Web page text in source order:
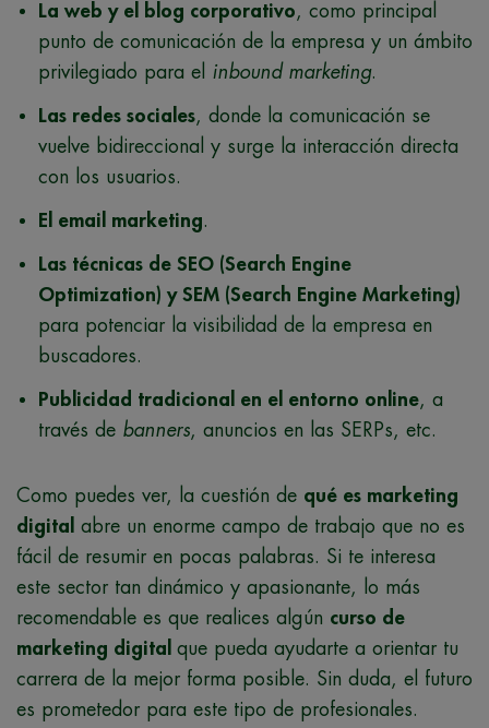
La web y el blog corporativo, como principal
punto de comunicación de la empresa y un ámbito
privilegiado para el
inbound marketing.
Las redes sociales, donde la comunicación se
vuelve bidireccional y surge la interacción directa
con los usuarios.
El email marketing.
Las técnicas de SEO (Search Engine
Optimization) y SEM (Search Engine Marketing)
para potenciar la visibilidad de la empresa en
buscadores.
Publicidad tradicional en el entorno online, a
través de banners, anuncios en las SERPs, etc.
Como puedes ver, la cuestión de qué es marketing
digital
abre un enorme campo de trabajo que no es
fácil de resumir en pocas palabras. Si te interesa
este sector tan dinámico y apasionante, lo más
recomendable es que realices algún curso de
marketing digital que pueda ayudarte a orientar tu
carrera de la mejor forma posible. Sin duda, el futuro
es prometedor para este tipo de profesionales.